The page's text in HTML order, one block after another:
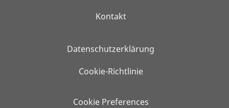
Kontakt
Datenschutzerklärung
Cookie-Richtlinie
Cookie Preferences